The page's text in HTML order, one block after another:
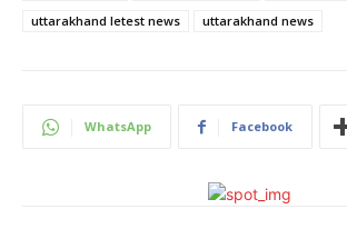
uttarakhand letest news
uttarakhand news
WhatsApp Facebook